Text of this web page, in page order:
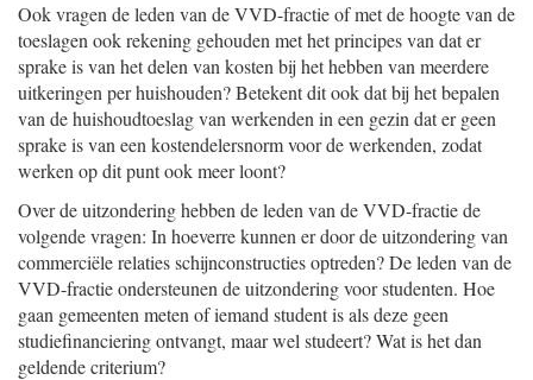
Ook vragen de leden van de VVD-fractie of met de hoogte van de
toeslagen ook rekening gehouden met het principes van dat er
sprake is van het delen van kosten bij het hebben van meerdere
uitkeringen per huishouden? Betekent dit ook dat bij het bepalen
van de huishoudtoeslag van werkenden in een gezin dat er geen
sprake is van een kostendelersnorm voor de werkenden, zodat
werken op dit punt ook meer loont?
Over de uitzondering hebben de leden van de VVD-fractie de
volgende vragen: In hoeverre kunnen er door de uitzondering van
commerciële relaties schijnconstructies optreden? De leden van de
VVD-fractie ondersteunen de uitzondering voor studenten. Hoe
gaan gemeenten meten of iemand student is als deze geen
studiefinanciering ontvangt, maar wel studeert? Wat is het dan
geldende criterium?